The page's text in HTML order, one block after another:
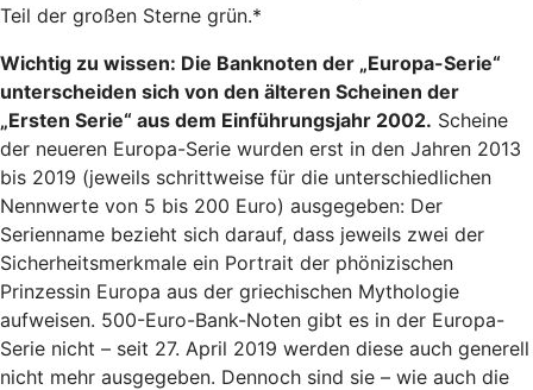
Teil der großen Sterne grün.*
Wichtig zu wissen: Die Banknoten der „Europa-Serie“
unterscheiden sich von den älteren Scheinen der
„Ersten Serie“ aus dem Einführungsjahr 2002. Scheine
der neueren Europa-Serie wurden erst in den Jahren 2013
bis 2019 (jeweils schrittweise für die unterschiedlichen
Nennwerte von 5 bis 200 Euro) ausgegeben: Der
Serienname bezieht sich darauf, dass jeweils zwei der
Sicherheitsmerkmale ein Portrait der phönizischen
Prinzessin Europa aus der griechischen Mythologie
aufweisen. 500-Euro-Bank-Noten gibt es in der Europa-
Serie nicht – seit 27. April 2019 werden diese auch generell
nicht mehr ausgegeben. Dennoch sind sie – wie auch die